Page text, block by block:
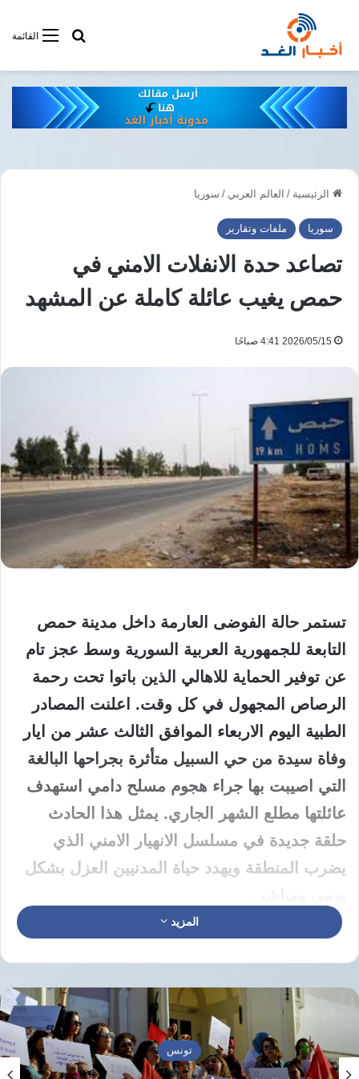
القائمةأبحت فى
الرئيسية / العالم العربي / سوريا
سوريا ملفات وتقارير
تصاعد حدة الانفلات الامني في
حمص يغيب عائلة كاملة عن المشهد
2026/05/15 4:41 صباحًا
تستمر حالة الفوضى العارمة داخل مدينة حمص
التابعة للجمهورية العربية السورية وسط عجز تام
عن توفير الحماية للاهالي الذين باتوا تحت رحمة
الرصاص المجهول في كل وقت. اعلنت المصادر
الطبية اليوم الاربعاء الموافق الثالث عشر من ايار
وفاة سيدة من حي السبيل متأثرة بجراحها البالغة
التي اصيبت بها جراء هجوم مسلح دامي استهدف
عائلتها مطلع الشهر الجاري. يمثل هذا الحادث
حلقة جديدة في مسلسل الانهيار الامني الذي
يضرب المنطقة ويهدد حياة المدنيين العزل بشكل
انهيار منظومة الحماية في المناطق
بدأت المأساة الحقيقية في الرابع من ايار الجاري
حينما اقدم مسلحون مجهولون يستقلون دراجة
نارية خلال ساعات المساء على استهداف محل
المزيد
تونس